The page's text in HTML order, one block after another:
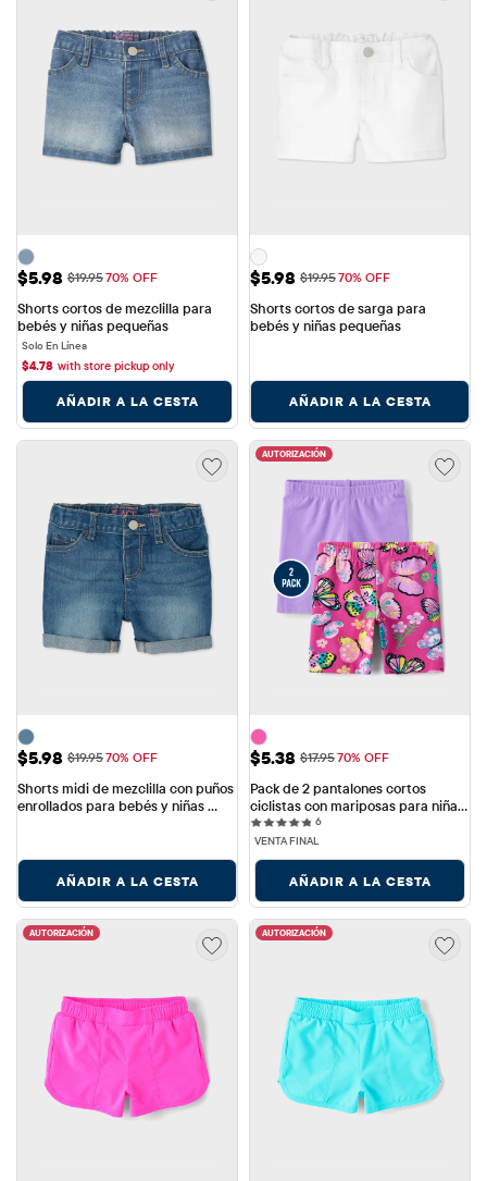
Precio de venta: $5.98
$5.98 Precio original: $19.95
$19.9570% OFF
Shorts cortos de mezclilla para
bebés y niñas pequeñas
Solo En Línea
$4.78 with store pickup only
AÑADIR A LA CESTA
Precio de venta: $5.98
$5.98 Precio original: $19.95
$19.9570% OFF
Shorts cortos de sarga para
bebés y niñas pequeñas
AÑADIR A LA CESTA
Precio de venta: $5.98
$5.98 Precio original: $19.95
$19.9570% OFF
Shorts midi de mezclilla con puños
enrollados para bebés y niñas
AÑADIR A LA CESTA
AUTORIZACIÓN
Precio de venta: $5.38
$5.38 Precio original: $17.95
$17.9570% OFF
Pack de 2 pantalones cortos
ciclistas con mariposas para niñas
pequeñas 66 reviews
VENTA FINAL
AÑADIR A LA CESTA
AUTORIZACIÓN AUTORIZACIÓN